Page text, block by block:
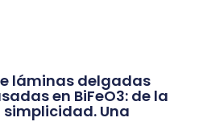
láminas delgadas
en BiFeO3: de la
Una